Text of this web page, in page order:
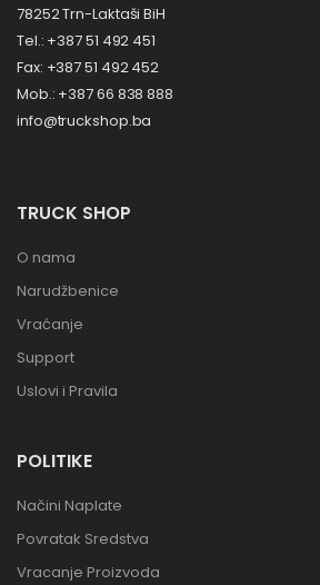
78252 Trn-Laktaši BiH
Tel.: +387 51 492 451
Fax: +387 51 492 452
Mob.: +387 66 838 888
info@truckshop.ba
TRUCK SHOP
O nama
Narudžbenice
Vraćanje
Support
Uslovi i Pravila
POLITIKE
Načini Naplate
Povratak Sredstva
Vracanje Proizvoda